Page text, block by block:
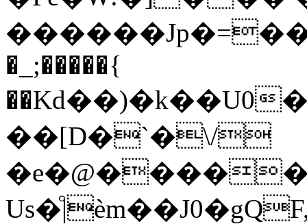
�_;�����{
��[D�`�\/